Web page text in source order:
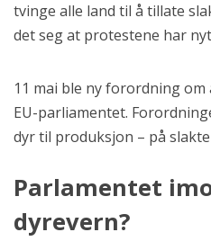
tvinge alle land til å tillate
det seg at protestene har
11 mai ble ny forordning
EU-parliamentet.
dyr til produksjon – på
Parlamentet
dyrevern?